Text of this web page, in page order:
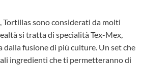
Tortillas sono considerati da molti
si tratta di specialità Tex-Mex,
fusione di più culture. Un set che
ingredienti che ti permetteranno di